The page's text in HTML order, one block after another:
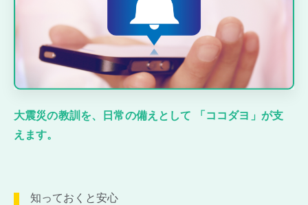
大震災の教訓を、日常の備えとして 「ココダヨ」が支
えます。
知っておくと安心